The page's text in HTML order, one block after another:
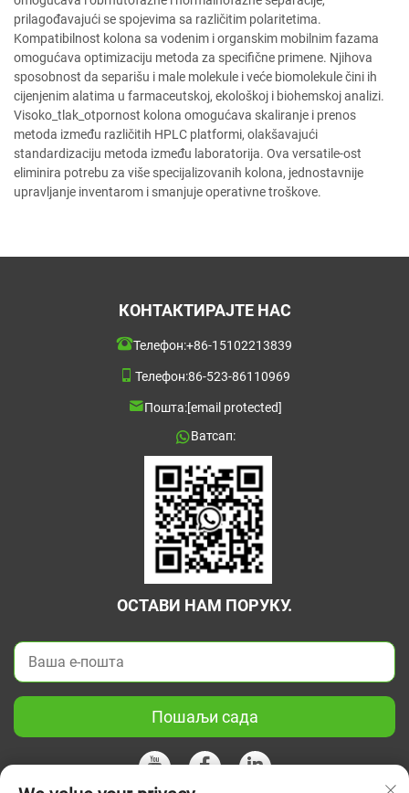
prilagođavajući se spojevima sa različitim polaritetima.
Kompatibilnost kolona sa vodenim i organskim mobilnim fazama
omogućava optimizaciju metoda za specifične primene. Njihova
sposobnost da separišu i male molekule i veće biomolekule čini ih
cijenjenim alatima u farmaceutskoj, ekološkoj i biohemskoj analizi.
Visoko_tlak_otpornost kolona omogućava skaliranje i prenos
metoda između različitih HPLC platformi, olakšavajući
standardizaciju metoda između laboratorija. Ova versatile-ost
eliminira potrebu za više specijalizovanih kolona, jednostavnije
upravljanje inventarom i smanjuje operativne troškove.
КОНТАКТИРАЈТЕ НАС
Телефон:+86-15102213839
Телефон:86-523-86110969
Пошта:[email protected]
Ватсап:
ОСТАВИ НАМ ПОРУКУ.
Пошаљи сада